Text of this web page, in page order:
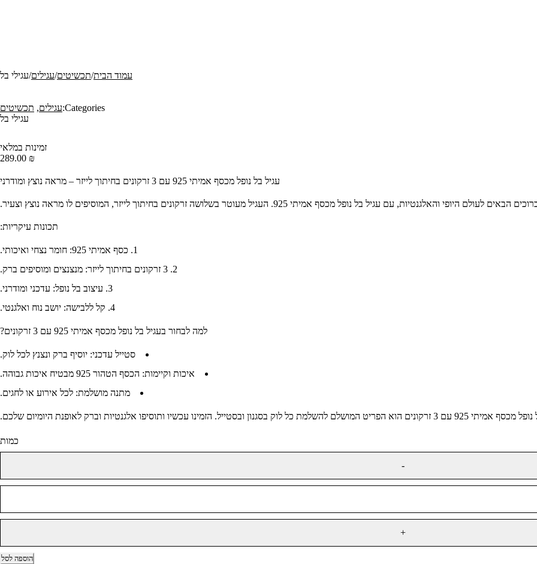
עמוד הבית/תכשיטים/עגילים/עגילי בל
Categories: עגילים, תכשיטים
עגילי בל
זמינות במלאי
289.00 ₪
עגיל בל נופל מכסף אמיתי 925 עם 3 זרקונים בחיתוך לייזר – מראה נוצץ ומודרני
הבאים לעולם היופי והאלגנטיות, עם עגיל בל נופל מכסף אמיתי 925. העגיל מעוטר בשלושה זרקונים בחיתוך לייזר, המוסיפים לו מראה נוצץ וצעיר.
תכונות עיקריות:
כסף אמיתי 925:
חומר נצחי ואיכותי.
3 זרקונים בחיתוך לייזר:
מנצנצים ומוסיפים ברק.
עיצוב בל נופל: עדכני ומודרני.
קל ללבישה: יושב נוח ואלגנטי.
למה לבחור בעגיל בל נופל מכסף אמיתי 925 עם 3 זרקונים?
סטייל עדכני: יוסיף ברק ונצנץ לכל לוק.
איכות וקיימות: הכסף הטהור 925 מבטיח איכות גבוהה.
מתנה מושלמת: לכל אירוע או לחגים.
הפריט המושלם להשלמת כל לוק בסגנון ובסטייל. הזמינו עכשיו ותוסיפו אלגנטיות וברק לאופנת היומיום שלכם.
כמות
הוספה לסל